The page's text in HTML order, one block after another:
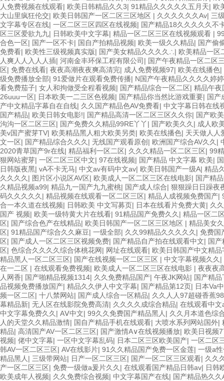
人免费视频在线观看| 欧美日韩精品久久3| 91精品久久久久久五月天| 欧
大山里疯狂伦交| 欧美日韩国产一区二区三区地区 | 久久久久久久Av| 三
文字幕专区在线| 一区二区三区四区在线视频| 国产精品18久久久久久不
区三区爱欲九九| 日韩欧美中文字幕| 精品一区二区三区在线视频观看 |
合色一区| 国产一区不卡| 国自产拍精品视频| 欧美一级久久精品| 国产偷
免费看| 欧美性三级视频真实版| 国产美女精品久久久久∴| 欧美精品一区
人爽人人入人人插| 河南金丰环保工程有限公司 | 国产午夜精品一区二区
区| 免费在线看| 夜夜高潮夜夜爽高清完| 成人免费视频97| 欧美在线播色|
级免费播放全部| 91爱做片在观看免费传播| N国产午夜精品久久久久婷婷
看免费茄子| 女人和拘做受全程看视频| 国产精品综合一区二区| 精品午夜
26uuu一区| 日本欧美一二三区色视频| 国产精品你当然比游戏重要| 国产
产中文精品字幕自在自线| 久久国产精品色AV免费看| 中文字幕日韩在线
国产精品| 欧美日韩女电影!| 国产精品高清一区二区三区久久你| 国产欧
沟沟一区二区三区| 国产免费久久精品99RE丫丫| 国产欧美久久 | 成人欧
美v国产蜜芽TV| 欧美精品黑人粗大欧美另类| 欧美在线播色| 天天做人人
文一区| 国产精品综合久久久 | 无线国产观看原创 | 欧洲国产综合AV久久 |
2020青草国产9r在线| 精品福利一区二区| 久久久精品一区二区三区| 99
狠网站蜜芽| 一区二区三区中文| 97在线视频| 国产精品 中文字幕 欧美|
日韩版夜黑| vA不卡无马| 中文av有码中文av| 欧美日韩国产一级A| 精品
久久久久 | 图片区小说区AV区| 欧美成人一区二区三区在线电影| 国产精
久精品视频a99| 精品九一国产九九蜜桃| 国产成人综合| 狠狠躁日日躁夜
码久久久久久 | 精品视频在线观看一区二区三区| 精品人成视频免费国产|
合一本久道在线视频| 日韩欧美 中文写募页| 日本在线看片免费大黄| 久
国产 视频| 欧美一级特黄大片在线看| 91精品国产免费久久 | 精品一区二
区| 国产综合色产在线精品| 欧美日韩国产一区二区三区地区 | 精品美女
区| 91精品国产综合久久麻豆| 一级全部| 久久99精品久久久久久 | 免费国
区| 国产成人一区二区三区视频免费| 国产精品自产拍在线观看中文| 国
区| 色综合久久久久综合体桃花网| 网址在线观看| 欧美日韩国产中文精
精品黑人一区二区三区| 国产在线视频一区二区三区 | 中文字幕视频久久 |
在一二区 | 在线观看免费视频| 欧美成人一区二区三区在线电影 | 夜夜夜
人网香| 国产啪精品视频1314| 久久免费精品国产| 午夜JK网站| 国产精
品视频免费播放国产| 精品久久伊人中文字幕| 国产精品第12页| 日本Va
频一区二区| 十八禁网站| 国产成人综合一区精品| 久久人人97超碰香蕉98
幕精品新| 无人区在线影院免费高清| 久久久久成综合精品| 在线观看中文
中文字幕免费久久 | AⅤ中文| 99久久免费国产精品黑人 | 久久月本道色综
人的天堂久久精品激情| 国自产精品手机在线观看| 大喷水系列网站国外|
精品| 高清国产AV一区二区三区| 国产激情A∨在线视频播放| 欧美日视频
视频| 佬中文字幕| 一区中文字幕乱码| 日本二区三区欧美国产| 一区二区
韩AV一区二区三区| AV在线影片| 91久久精品国产免费一区金莲| 一级a
精品黑人 | 三级带网站| 日产一区二区三区| 国产一区二区三区观看| 久久
产一区二区三区| 免费一级做a爰片久久 | 在线观看国产精品日韩av| 日韩
欧美成年人视频| 久久免费综合视频| 中文字幕国产在线| 国产精品热久久